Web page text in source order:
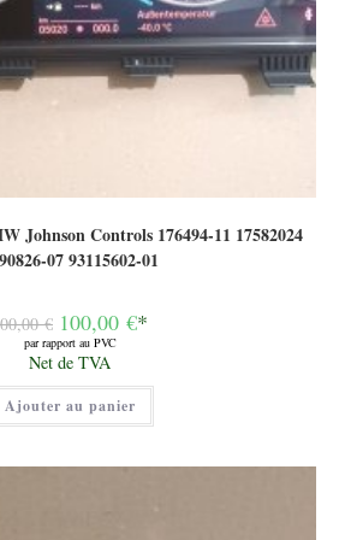
Johnson Controls 176494-11 17582024
07 93115602-01
€ Le
prix
initial
était :
200,00 €.
100,00 €*
par rapport au PVC
Le
prix
actuel
est :
100,00 €.
Net de TVA
Ajouter au panier